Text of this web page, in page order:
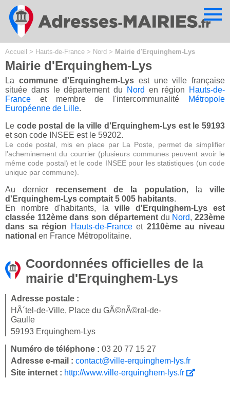
Accueil > Hauts-de-France > Nord > Mairie d'Erquinghem-Lys
Mairie d'Erquinghem-Lys
La commune d'Erquinghem-Lys est une ville française
située dans le département du
Nord en région
Hauts-de-
France et membre de l'intercommunalité
Métropole
Européenne de Lille.
Le code postal de la ville d'Erquinghem-Lys est le 59193
et son code INSEE est le 59202.
Le code postal, mis en place par La Poste, permet de simplifier
l'acheminement du courrier (plusieurs communes peuvent avoir le
même code postal) et le code INSEE pour les statistiques (un code
unique par commune).
Au dernier recensement de la population, la ville
d'Erquinghem-Lys comptait 5 005 habitants.
En nombre d'habitants, la ville d'Erquinghem-Lys est
classée 112ème dans son départementdu Nord,223ème
dans sa région
Hauts-de-Franceet 2110ème au niveau
national en France Métropolitaine.
Coordonnées officielles de la
mairie d'Erquinghem-Lys
Adresse postale :
HÃ´tel-de-Ville, Place du GÃ©nÃ©ral-de-
Gaulle
59193 Erquinghem-Lys
Numéro de téléphone : 03 20 77 15 27
Adresse e-mail : contact@ville-erquinghem-lys.fr
Site internet : http://www.ville-erquinghem-lys.fr
Cookies management panel